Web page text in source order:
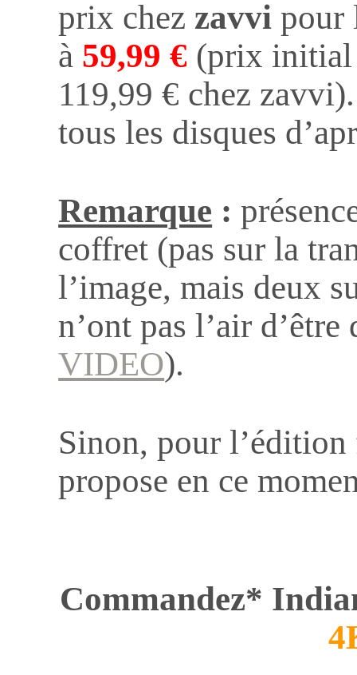
prix chez zavvi
à 59,99 € (prix initial
119,99 € chez
tous les disques
Remarque :
coffret (pas sur la
l’image, mais deux
n’ont pas l’air
VIDEO).
Sinon, pour
propose en ce
Commandez*